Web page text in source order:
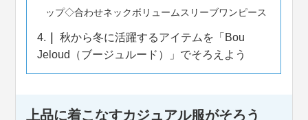
ップ◇合わせネックボリュームスリーブワンピース
4.
秋から冬に活躍するアイテムを「Bou
Jeloud（ブージュルード）」でそろえよう
上品に着こなすカジュアル服がそろう